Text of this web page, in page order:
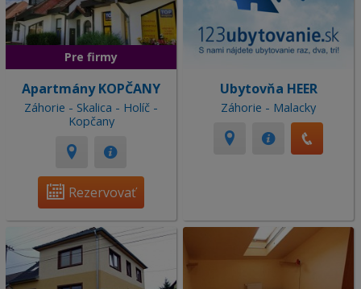
Pre firmy
Apartmány KOPČANY
Záhorie - Skalica - Holíč -
Kopčany
Rezervovať
Ubytovňa HEER
Záhorie - Malacky